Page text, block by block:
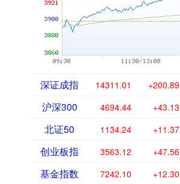
深证成指 14311.01 +200.89
沪深300 4694.44 +43.13
北证50 1134.24 +11.37
创业板指 3563.12 +47.56
基金指数 7242.10 +12.30